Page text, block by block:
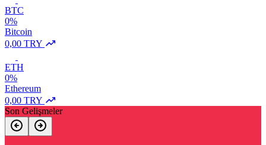
BTC
0%
Bitcoin
0,00 TRY
ETH
0%
Ethereum
0,00 TRY
Son Gelişmeler